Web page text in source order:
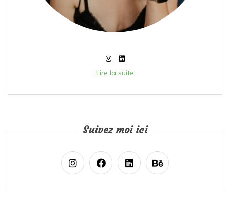
Lire la suite
Suivez moi ici